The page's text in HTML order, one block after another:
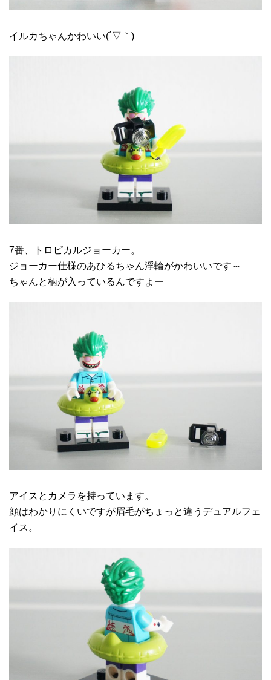
イルカちゃんかわいい(´▽｀)
7番、トロピカルジョーカー。
ジョーカー仕様のあひるちゃん浮輪がかわいいです～
ちゃんと柄が入っているんですよー
アイスとカメラを持っています。
顔はわかりにくいですが眉毛がちょっと違うデュアルフェ
イス。